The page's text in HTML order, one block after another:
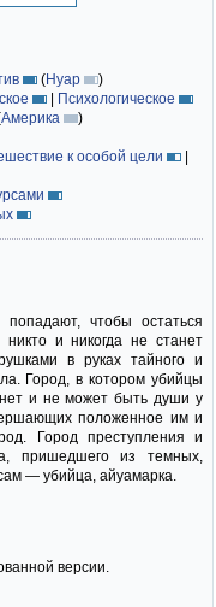
(Нуар
)
| Психологическое
Америка
)
к особой цели
|
чтобы остаться
и никогда не станет
в руках тайного и
Город, в котором убийцы
и не может быть души у
положенное им и
Город преступления и
пришедшего из темных,
— убийца, айуамарка.
версии.